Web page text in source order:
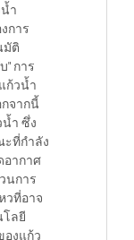
ำ
การ
มัติ
" การ
ก้วน้ำ
จากนี้
ำ ซึ่ง
ะที่กำลัง
อากาศ
นการ
วที่อาจ
โลยี
องแก้ว